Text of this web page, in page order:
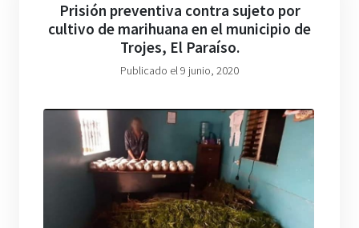
Prisión preventiva contra sujeto por
cultivo de marihuana en el municipio de
Trojes, El Paraíso.
Publicado el 9 junio, 2020